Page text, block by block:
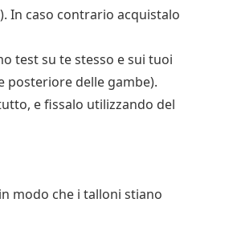
In caso contrario acquistalo
test su te stesso e sui tuoi
posteriore delle gambe).
e fissalo utilizzando del
modo che i talloni stiano